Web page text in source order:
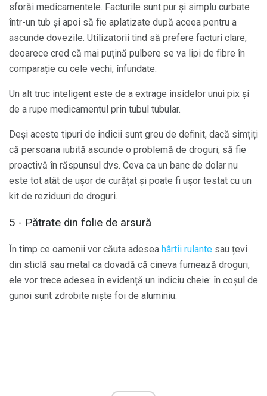
sforăi medicamentele. Facturile sunt pur și simplu curbate
într-un tub și apoi să fie aplatizate după aceea pentru a
ascunde dovezile. Utilizatorii tind să prefere facturi clare,
deoarece cred că mai puțină pulbere se va lipi de fibre în
comparație cu cele vechi, înfundate.
Un alt truc inteligent este de a extrage insidelor unui pix și
de a rupe medicamentul prin tubul tubular.
Deși aceste tipuri de indicii sunt greu de definit, dacă simțiți
că persoana iubită ascunde o problemă de droguri, să fie
proactivă în răspunsul dvs. Ceva ca un banc de dolar nu
este tot atât de ușor de curățat și poate fi ușor testat cu un
kit de reziduuri de droguri.
5 - Pătrate din folie de arsură
În timp ce oamenii vor căuta adesea hârtii rulante sau țevi
din sticlă sau metal ca dovadă că cineva fumează droguri,
ele vor trece adesea în evidență un indiciu cheie: în coșul de
gunoi sunt zdrobite niște foi de aluminiu.